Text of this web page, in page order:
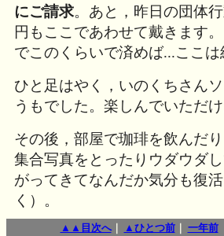
にご請求。あと，昨日の団体
円もここであわせて戴きます
でこのくらいで済めば...ここ
ひと足はやく，いのくちさん
うもでした。楽しんでいただ
その後，部屋で珈琲を飲んだ
集合写真をとったりウダウダ
がってきてなんだか気分も復
く）。
▲▲目次へ｜ ▲ひとつ前｜ 一年前